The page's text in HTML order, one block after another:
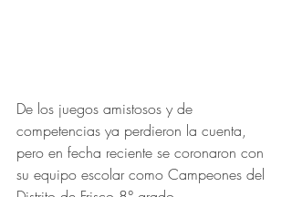
De los juegos amistosos y de
competencias ya perdieron la cuenta,
pero en fecha reciente se coronaron con
su equipo escolar como Campeones del